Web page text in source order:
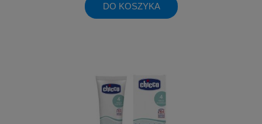
DO KOSZYKA